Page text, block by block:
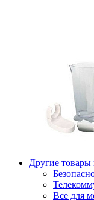
Другие товары
Все для